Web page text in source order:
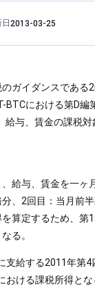
日2013-03-25
ガイダンスである
における第D編
給与、賃金の課税
、給与、賃金を一ヶ
、2回目：当月前
算定するため、第
る。
支給する2011年第
おける課税所得とな